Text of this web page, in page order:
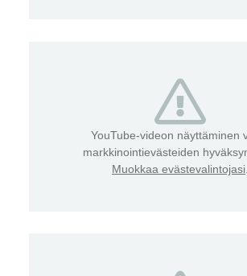
YouTube-videon näyttäminen
markkinointievästeiden
Muokkaa evästevalintojasi